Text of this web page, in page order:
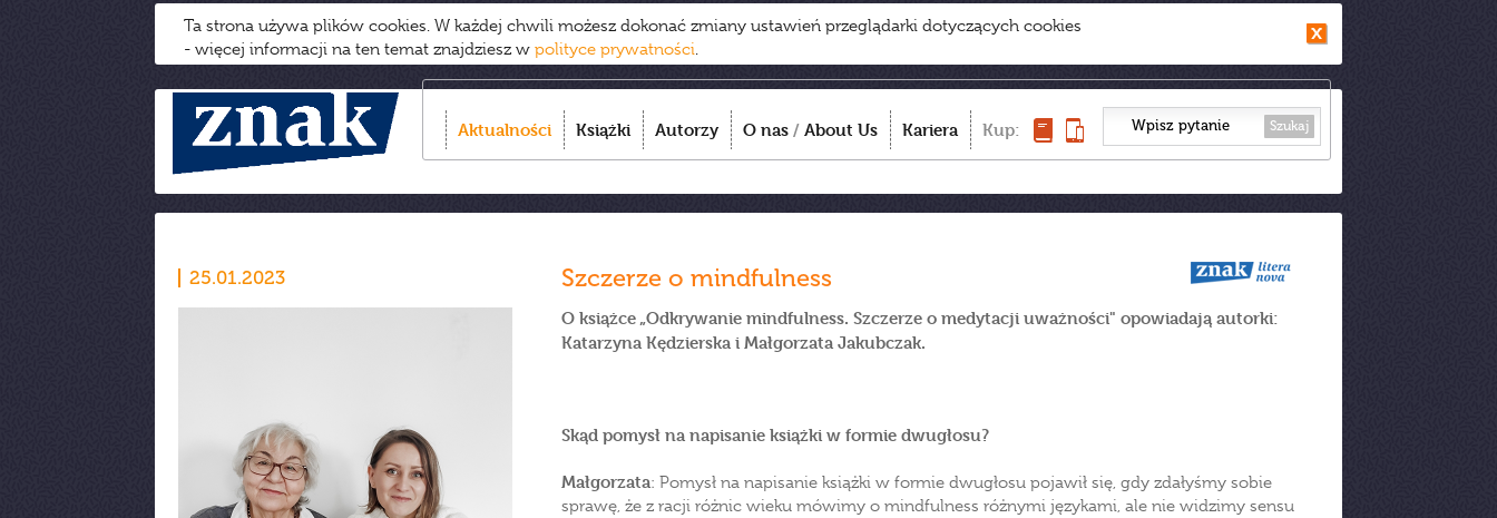
Ta strona używa plików cookies. W każdej chwili możesz dokonać zmiany ustawień przeglądarki dotyczących cookies
- więcej informacji na ten temat znajdziesz w polityce prywatności.
Aktualności Książki Autorzy O nas / About Us Kariera Kup: Szukaj
25.01.2023 Szczerze o mindfulness
O książce „Odkrywanie mindfulness. Szczerze o medytacji uważności" opowiadają autorki:
Katarzyna Kędzierska i Małgorzata Jakubczak.
Skąd pomysł na napisanie książki w formie dwugłosu?
Małgorzata: Pomysł na napisanie książki w formie dwugłosu pojawił się, gdy zdałyśmy sobie
sprawę, że z racji różnic wieku mówimy o mindfulness różnymi językami, ale nie widzimy sensu